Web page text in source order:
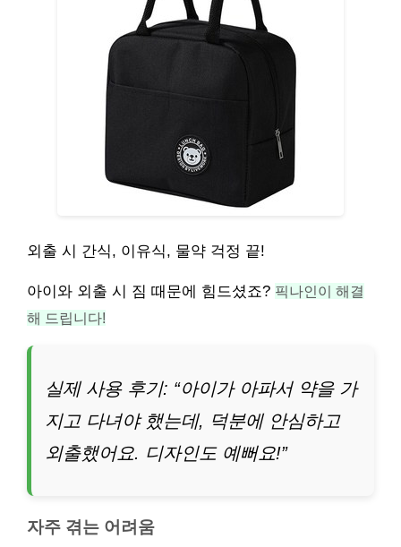
외출 시 간식, 이유식, 물약 걱정 끝!
아이와 외출 시 짐 때문에 힘드셨죠? 픽나인이 해결
해 드립니다!
실제 사용 후기: “아이가 아파서 약을 가
지고 다녀야 했는데, 덕분에 안심하고
외출했어요. 디자인도 예뻐요!”
자주 겪는 어려움